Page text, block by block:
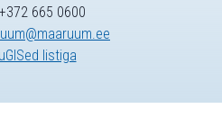
665 0600
listiga